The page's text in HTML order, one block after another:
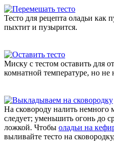
Тесто для рецепта оладьи как
пыхтит и пузырится.
Миску с тестом оставить для
комнатной температуре, но не
На сковороду налить немного
следует; уменьшить огонь до
ложкой. Чтобы оладьи на
выливайте тесто на